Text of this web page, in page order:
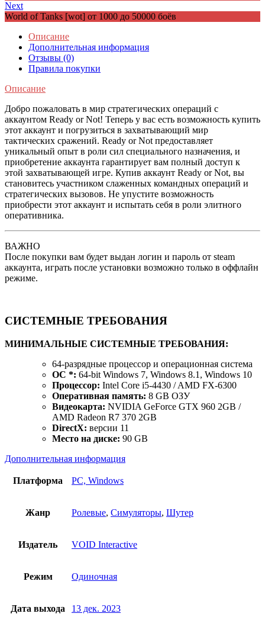
Next
World of Tanks [wot] от 1000 до 50000 боёв
Описание
Дополнительная информация
Отзывы (0)
Правила покупки
Описание
Добро пожаловать в мир стратегических операций с
аккаунтом Ready or Not! Теперь у вас есть возможность купить
этот аккаунт и погрузиться в захватывающий мир
тактических сражений. Ready or Not предоставляет
уникальный опыт в роли сил специального назначения, и
приобретение аккаунта гарантирует вам полный доступ к
этой захватывающей игре. Купив аккаунт Ready or Not, вы
становитесь участником слаженных командных операций и
стратегических вызовов. Не упустите возможность
приобрести этот аккаунт и испытать себя в роли элитного
оперативника.
ВАЖНО
После покупки вам будет выдан логин и пароль от steam
аккаунта, играть после установки возможно только в оффлайн
режиме.
СИСТЕМНЫЕ ТРЕБОВАНИЯ
МИНИМАЛЬНЫЕ СИСТЕМНЫЕ ТРЕБОВАНИЯ:
64-разрядные процессор и операционная система
ОС *: 64-bit Windows 7, Windows 8.1, Windows 10
Процессор: Intel Core i5-4430 / AMD FX-6300
Оперативная память: 8 GB ОЗУ
Видеокарта: NVIDIA GeForce GTX 960 2GB /
AMD Radeon R7 370 2GB
DirectX: версии 11
Место на диске: 90 GB
Дополнительная информация
Платформа PC, Windows
Жанр Ролевые, Симуляторы, Шутер
Издатель VOID Interactive
Режим Одиночная
Дата выхода 13 дек. 2023